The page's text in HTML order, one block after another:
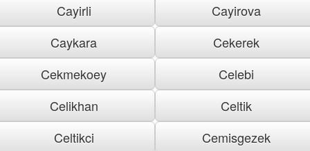
Cayirli
Cayirova
Caykara
Cekerek
Cekmekoey
Celebi
Celikhan
Celtik
Celtikci
Cemisgezek